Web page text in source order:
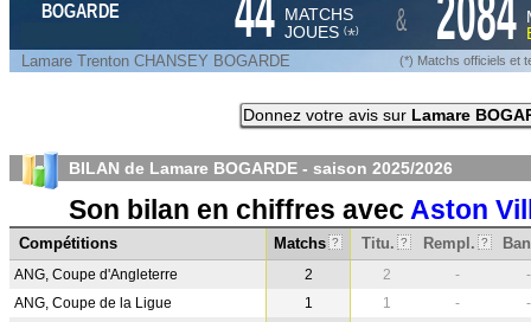
BOGARDE
MATCHS
JOUES (*) &
Lamare Trenton CHANSEY BOGARDE (*) Matchs officiels et
Donnez votre avis sur Lamare
BILAN de Lamare BOGARDE - saison 2025/2026
Son bilan en chiffres avec Aston
Compétitions Matchs ? Titu. ? Rempl. ?
ANG, Coupe d'Angleterre 2 2 -
-
ANG, Coupe de la Ligue
1 1 -
-